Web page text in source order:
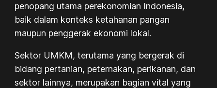
penopang utama perekonomian Indonesia,
baik dalam konteks ketahanan pangan
maupun penggerak ekonomi lokal.
Sektor UMKM, terutama yang bergerak di
bidang pertanian, peternakan, perikanan, dan
sektor lainnya, merupakan bagian vital yang